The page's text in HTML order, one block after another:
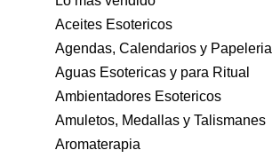
Aceites Esotericos
Agendas, Calendarios y Papeleria
Aguas Esotericas y para Ritual
Ambientadores Esotericos
Amuletos, Medallas y Talismanes
Aromaterapia